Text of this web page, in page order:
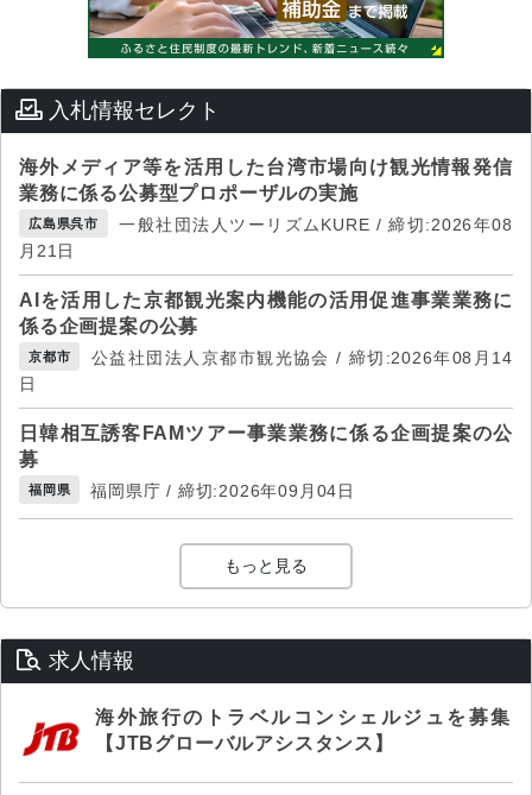
入札情報セレクト
海外メディア等を活用した台湾市場向け観光情報発信
業務に係る公募型プロポーザルの実施
広島県呉市
一般社団法人ツーリズムKURE / 締切:2026年08
月21日
AIを活用した京都観光案内機能の活用促進事業業務に
係る企画提案の公募
京都市
公益社団法人京都市観光協会 / 締切:2026年08月14
日
日韓相互誘客FAMツアー事業業務に係る企画提案の公
募
福岡県 福岡県庁 / 締切:2026年09月04日
もっと見る
求人情報
海外旅行のトラベルコンシェルジュを募集
【JTBグローバルアシスタンス】